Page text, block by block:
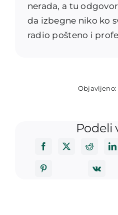
nerada, a tu
da izbegne niko ko
radio pošteno i
Objavljeno:
Podeli